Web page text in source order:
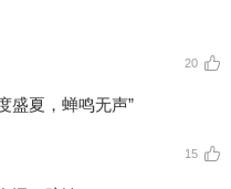
20
盛夏，蝉鸣无声”
15